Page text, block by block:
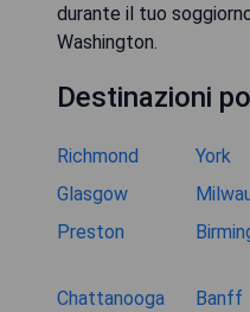
durante il tuo
Washington.
Destinazioni
Richmond York
Glasgow
Preston
Chattanooga
Banff